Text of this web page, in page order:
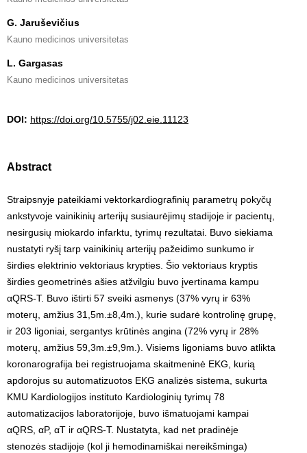
G. Jaruševičius
Kauno medicinos universitetas
L. Gargasas
Kauno medicinos universitetas
DOI: https://doi.org/10.5755/j02.eie.11123
Abstract
Straipsnyje pateikiami vektorkardiografinių parametrų pokyčų
ankstyvoje vainikinių arterijų susiaurėjimų stadijoje ir pacientų,
nesirgusių miokardo infarktu, tyrimų rezultatai. Buvo siekiama
nustatyti ryšį tarp vainikinių arterijų pažeidimo sunkumo ir
širdies elektrinio vektoriaus krypties. Šio vektoriaus kryptis
širdies geometrinės ašies atžvilgiu buvo įvertinama kampu
αQRS-T. Buvo ištirti 57 sveiki asmenys (37% vyrų ir 63%
moterų, amžius 31,5m.±8,4m.), kurie sudarė kontrolinę grupę,
ir 203 ligoniai, sergantys krūtinės angina (72% vyrų ir 28%
moterų, amžius 59,3m.±9,9m.). Visiems ligoniams buvo atlikta
koronarografija bei registruojama skaitmeninė EKG, kurią
apdorojus su automatizuotos EKG analizės sistema, sukurta
KMU Kardiologijos instituto Kardiologinių tyrimų 78
automatizacijos laboratorijoje, buvo išmatuojami kampai
αQRS, αP, αT ir αQRS-T. Nustatyta, kad net pradinėje
stenozės stadijoje (kol ji hemodinamiškai nereikšminga)